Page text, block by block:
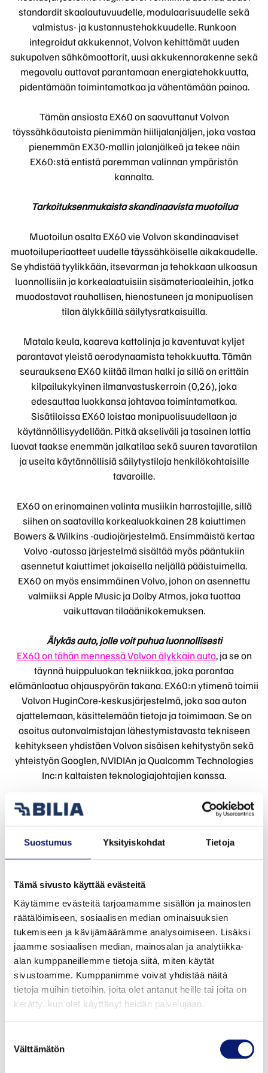
Suostumus Yksityiskohdat Tietoja
Tämä sivusto käyttää evästeitä
Käytämme evästeitä tarjoamamme sisällön ja mainosten
räätälöimiseen, sosiaalisen median ominaisuuksien
tukemiseen ja kävijämäärämme analysoimiseen. Lisäksi
jaamme sosiaalisen median, mainosalan ja analytiikka-
alan kumppaneillemme tietoja siitä, miten käytät
sivustoamme. Kumppanimme voivat yhdistää näitä
tietoja muihin tietoihin, joita olet antanut heille tai joita on
kerätty, kun olet käyttänyt heidän palvelujaan.
valinta
Välttämätön
standardit skaalautuvuudelle, modulaarisuudelle sekä
valmistus- ja kustannustehokkuudelle. Runkoon
integroidut akkukennot, Volvon kehittämät uuden
sukupolven sähkömoottorit, uusi akkukennorakenne sekä
megavalu auttavat parantamaan energiatehokkuutta,
pidentämään toimintamatkaa ja vähentämään painoa.
Tämän ansiosta EX60 on saavuttanut Volvon
täyssähköautoista pienimmän hiilijalanjäljen, joka vastaa
pienemmän EX30-mallin jalanjälkeä ja tekee näin
EX60:stä entistä paremman valinnan ympäristön
kannalta.
Tarkoituksenmukaista skandinaavista muotoilua
Muotoilun osalta EX60 vie Volvon skandinaaviset
muotoiluperiaatteet uudelle täyssähköiselle aikakaudelle.
Se yhdistää tyylikkään, itsevarman ja tehokkaan ulkoasun
luonnollisiin ja korkealaatuisiin sisämateriaaleihin, jotka
muodostavat rauhallisen, hienostuneen ja monipuolisen
tilan älykkäillä säilytysratkaisuilla.
Matala keula, kaareva kattolinja ja kaventuvat kyljet
parantavat yleistä aerodynaamista tehokkuutta. Tämän
seurauksena EX60 kiitää ilman halki ja sillä on erittäin
kilpailukykyinen ilmanvastuskerroin (0,26), joka
edesauttaa luokkansa johtavaa toimintamatkaa.
Sisätiloissa EX60 loistaa monipuolisuudellaan ja
käytännöllisyydellään. Pitkä akseliväli ja tasainen lattia
luovat taakse enemmän jalkatilaa sekä suuren tavaratilan
ja useita käytännöllisiä säilytystiloja henkilökohtaisille
tavaroille.
EX60 on erinomainen valinta musiikin harrastajille, sillä
siihen on saatavilla korkealuokkainen 28 kaiuttimen
Bowers & Wilkins -audiojärjestelmä. Ensimmäistä kertaa
Volvo -autossa järjestelmä sisältää myös pääntukiin
asennetut kaiuttimet jokaisella neljällä pääistuimella.
EX60 on myös ensimmäinen Volvo, johon on asennettu
valmiiksi Apple Music ja Dolby Atmos, joka tuottaa
vaikuttavan tilaäänikokemuksen.
Älykäs auto, jolle voit puhua luonnollisesti
EX60 on tähän mennessä Volvon älykkäin auto, ja se on
täynnä huippuluokan tekniikkaa, joka parantaa
elämänlaatua ohjauspyörän takana. EX60:n ytimenä toimii
Volvon HuginCore-keskusjärjestelmä, joka saa auton
ajattelemaan, käsittelemään tietoja ja toimimaan. Se on
osoitus autonvalmistajan lähestymistavasta tekniseen
kehitykseen yhdistäen Volvon sisäisen kehitystyön sekä
yhteistyön Googlen, NVIDIAn ja Qualcomm Technologies
Inc:n kaltaisten teknologiajohtajien kanssa.
EX60 on ensimmäinen Volvo, joka käyttää Googlen uutta
tekoälyavustajaa, Geminiä. Gemini on integroitu
keskusteluja ilman tarvetta muistaa tiettyjä komentoja.
pitkäaikaista yhteistyötä sekä Volvo Carsin roolia
Automotive OS -käyttöjärjestelmän
referenssilaitteistoalustoista.
EX60 sisältää myös Volvon reaktiivisimman
käyttökokemuksen. Saumattomassa ja viiveettömässä
tieto- ja viihdejärjestelmässä näytöt reagoivat nopeasti,
kartat latautuvat välittömästi, ääniavustajat ymmärtävät